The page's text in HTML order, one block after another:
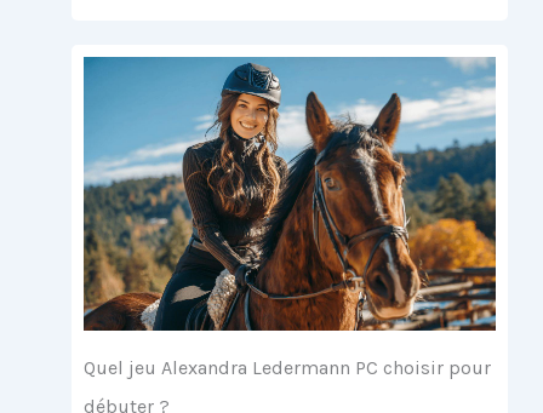
Quel jeu Alexandra Ledermann PC choisir pour
débuter ?